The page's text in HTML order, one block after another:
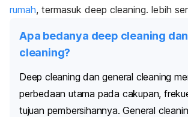
rumah, termasuk deep cleaning. lebih
Apa bedanya deep cleaning
cleaning?
Deep cleaningdangeneral cleaning
perbedaan utama pada cakupan,
tujuan pembersihannya.General